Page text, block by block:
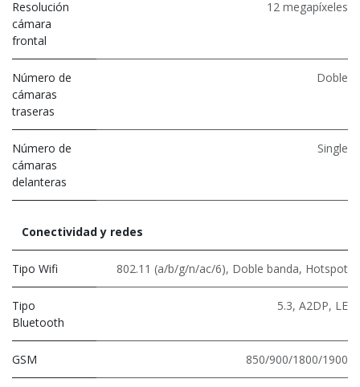
Resolución
cámara
frontal
12 megapíxeles
Número de
cámaras
traseras
Doble
Número de
cámaras
delanteras
Single
Conectividad y redes
Tipo Wifi 802.11 (a/b/g/n/ac/6), Doble banda, Hotspot
Tipo
Bluetooth
5.3, A2DP, LE
GSM 850/900/1800/1900